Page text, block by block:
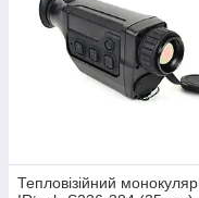
Тепловізійний монокуляр